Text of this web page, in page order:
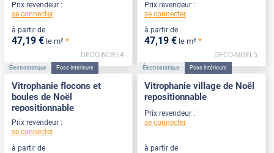
Prix revendeur :
se connecter
à partir de
47,19 € le m² *
DECO-NOEL4
Prix revendeur :
se connecter
à partir de
47,19 € le m² *
DECO-NOEL5
Électrostatique Pose Intérieure
Vitrophanie flocons et
boules de Noël
repositionnable
Prix revendeur :
se connecter
à partir de
Électrostatique Pose Intérieure
Vitrophanie village de Noël
repositionnable
Prix revendeur :
se connecter
à partir de